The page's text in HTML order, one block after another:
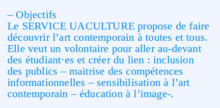
– Objectifs
Le SERVICE UACULTURE propose de faire
découvrir l’art contemporain à toutes et tous.
Elle veut un volontaire pour aller au-devant
des étudiant·es et créer du lien : inclusion
des publics – maitrise des compétences
informationnelles – sensibilisation à l’art
contemporain – éducation à l’image-.